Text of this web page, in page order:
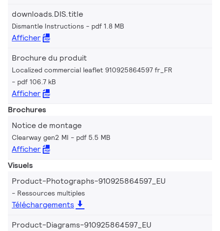
downloads.DIS.title
Dismantle Instructions pdf 1.8 MB
Afficher
Brochure du produit
Localized commercial leaflet 910925864597 fr_FR
pdf 106.7 kB
Afficher
Brochures
Notice de montage
Clearway gen2 MI pdf 5.5 MB
Afficher
Visuels
Product-Photographs-910925864597_EU
Ressources multiples
Téléchargements
Product-Diagrams-910925864597_EU